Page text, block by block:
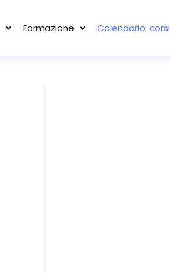
Formazione Calendario corsi